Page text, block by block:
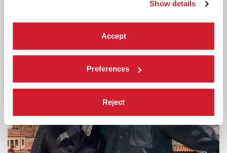
Show details
Accept
Preferences
Reject
Laboratorio di ricerca e sperimentazione, per lo sviluppo e la